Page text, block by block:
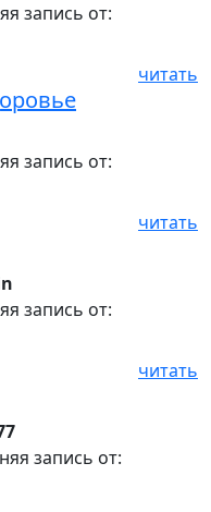
запись от:
читать
запись от:
читать
запись от:
читать
запись от: